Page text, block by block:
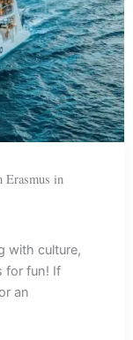
Erasmus in
with culture,
for fun! If
an